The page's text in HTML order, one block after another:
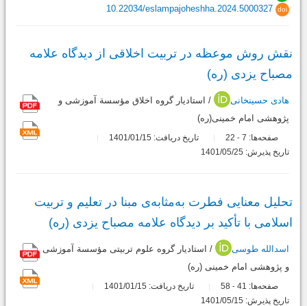
doi
10.22034/eslampajoheshha.2024.5000327
نقش روش موعظه در تربیت اخلاقی از دیدگاه علامه
مصباح یزدی (ره)
هادی حسینخانی
/ استادیار گروه اخلاق مؤسسة آموزشی و
پژوهشی امام خمینی(ره)
صفحه‌ها: 7
-
تاریخ دریافت: 1401/01/15
تاریخ پذیرش: 1401/05/25
تحلیل معنایی فطرت به‌مثابه‌ی مبنا در تعلیم و تربیت
اسلامی با تأکید بر دیدگاه علامه مصباح یزدی (ره)
اسدالله طوسی
/ استادیار گروه علوم تربیتی مؤسسة آموزشی
و پژوهشی امام خمینی (ره)
صفحه‌ها: 41
-
تاریخ دریافت: 1401/01/15
تاریخ پذیرش: 1401/05/15